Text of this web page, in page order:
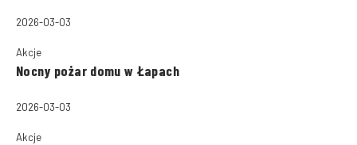
2026-03-03
Akcje
Nocny pożar domu w Łapach
2026-03-03
Akcje